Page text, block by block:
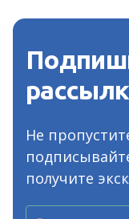
Не
получите